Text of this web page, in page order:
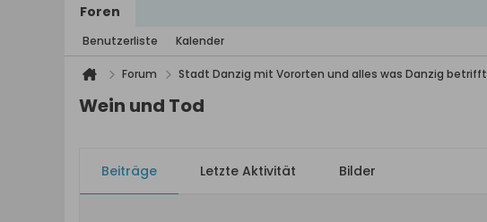
Foren
Benutzerliste Kalender
Forum Stadt Danzig mit Vororten und alles was Danzig betrifft
Wein und Tod
Beiträge Letzte Aktivität Bilder